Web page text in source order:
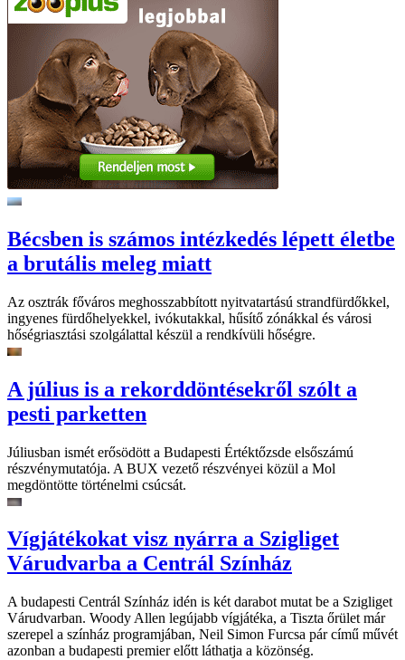
Bécsben is számos intézkedés lépett életbe
a brutális meleg miatt
Az osztrák főváros meghosszabbított nyitvatartású strandfürdőkkel,
ingyenes fürdőhelyekkel, ivókutakkal, hűsítő zónákkal és városi
hőségriasztási szolgálattal készül a rendkívüli hőségre.
A július is a rekorddöntésekről szólt a
pesti parketten
Júliusban ismét erősödött a Budapesti Értéktőzsde elsőszámú
részvénymutatója. A BUX vezető részvényei közül a Mol
megdöntötte történelmi csúcsát.
Vígjátékokat visz nyárra a Szigliget
Várudvarba a Centrál Színház
A budapesti Centrál Színház idén is két darabot mutat be a Szigliget
Várudvarban. Woody Allen legújabb vígjátéka, a Tiszta őrület már
szerepel a színház programjában, Neil Simon Furcsa pár című művét
azonban a budapesti premier előtt láthatja a közönség.